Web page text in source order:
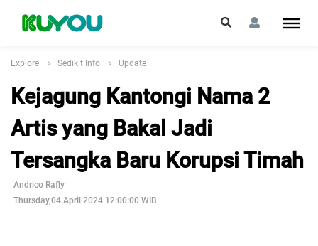
Explore Sedikit Info Update
Kejagung Kantongi Nama 2
Artis yang Bakal Jadi
Tersangka Baru Korupsi Timah
Andrico Rafly
Thursday,04 April 2024 12:00:00 WIB